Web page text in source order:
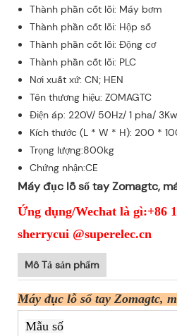
Thành phần cốt lõi: Máy bơm
Thành phần cốt lõi: Hộp số
Thành phần cốt lõi: Động cơ
Thành phần cốt lõi: PLC
Nơi xuất xứ: CN; HEN
Tên thương hiệu: ZOMAGTC
Điện áp: 220V/ 50Hz/ 1 pha/ 3Kw
Kích thước (L * W * H): 200 *
Trọng lượng:800kg
Chứng nhận:CE
Máy đục lỗ sổ tay Zomagtc,
Ứng dụng/Wechat là gì:+86
sherrycui @superelec.cn
Mô Tả sản phẩm
Máy đục lỗ sổ tay Zomagtc,
Mẫu số